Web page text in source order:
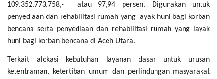
109.352.773.758,- atau 97,94 persen. Digunakan untuk
penyediaan dan rehabilitasi rumah yang layak huni bagi korban
bencana serta penyediaan dan rehabilitasi rumah yang layak
huni bagi korban bencana di Aceh Utara.
Terkait alokasi kebutuhan layanan dasar untuk urusan
ketentraman, ketertiban umum dan perlindungan masyarakat